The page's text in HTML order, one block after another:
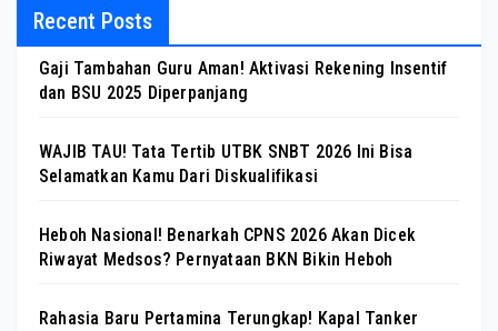
Recent Posts
Gaji Tambahan Guru Aman! Aktivasi Rekening Insentif
dan BSU 2025 Diperpanjang
WAJIB TAU! Tata Tertib UTBK SNBT 2026 Ini Bisa
Selamatkan Kamu Dari Diskualifikasi
Heboh Nasional! Benarkah CPNS 2026 Akan Dicek
Riwayat Medsos? Pernyataan BKN Bikin Heboh
Rahasia Baru Pertamina Terungkap! Kapal Tanker